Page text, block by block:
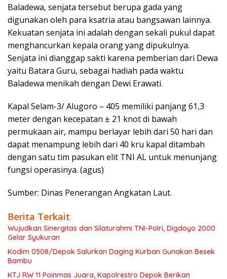
Baladewa, senjata tersebut berupa gada yang
digunakan oleh para ksatria atau bangsawan lainnya.
Kekuatan senjata ini adalah dengan sekali pukul dapat
menghancurkan kepala orang yang dipukulnya.
Senjata ini dianggap sakti karena pemberian dari Dewa
yaitu Batara Guru, sebagai hadiah pada waktu
Baladewa menikah dengan Dewi Erawati.
Kapal Selam-3/ Alugoro – 405 memiliki panjang 61,3
meter dengan kecepatan ± 21 knot di bawah
permukaan air, mampu berlayar lebih dari 50 hari dan
dapat menampung lebih dari 40 kru kapal ditambah
dengan satu tim pasukan elit TNI AL untuk menunjang
fungsi operasinya. (agus)
Sumber: Dinas Penerangan Angkatan Laut.
Berita Terkait
Wujudkan Sinergitas dan Silaturahmi TNI-Polri, Digdoyo 2000
Gelar Syukuran
Kodim 0508/Depok Salurkan Daging Kurban Gunakan Besek
Bambu
KTJ RW 11 Poinmas Juara, Kapolrestro Depok Berikan